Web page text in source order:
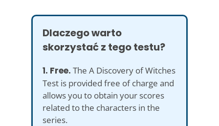
Dlaczego warto
skorzystać z tego testu?
1. Free. The A Discovery of Witches
Test is provided free of charge and
allows you to obtain your scores
related to the characters in the
series.